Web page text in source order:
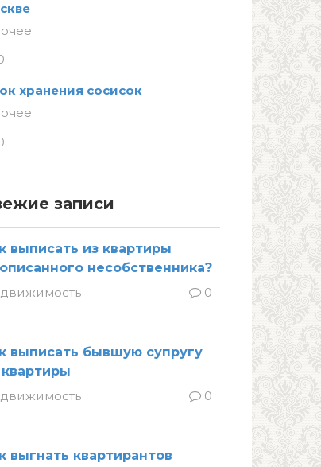
хранения сосисок
записи
выписать из квартиры
несобственника?
0
выписать бывшую супругу
квартиры
0
выгнать квартирантов